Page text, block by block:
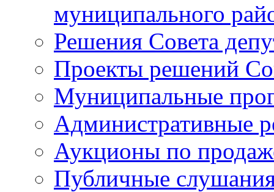
муниципального
Решения Совета
Проекты решений
Муниципальные
Административные
Аукционы по
Публичные